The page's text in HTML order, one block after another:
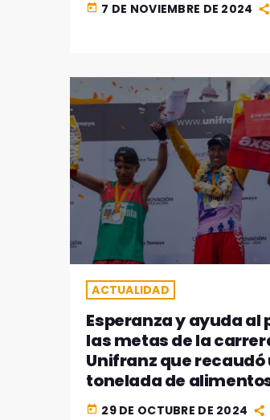
today 7 DE NOVIEMBRE DE 2024
ACTUALIDAD
Esperanza y ayuda al
las metas de la
Unifranz que recaudó
tonelada de
today 29 DE OCTUBRE DE 2024